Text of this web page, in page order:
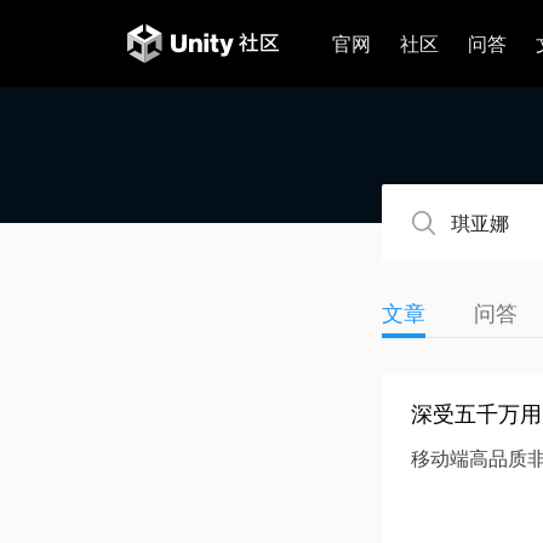
官网 社区 问答
文章 问答
深受五千万
移动端高品质